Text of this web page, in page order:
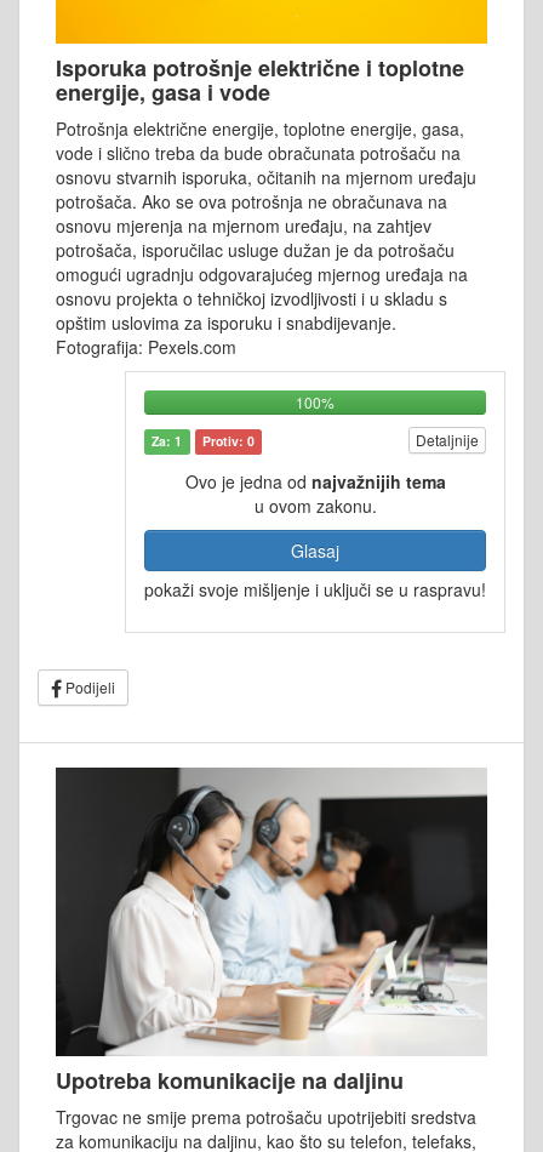
Isporuka potrošnje električne i toplotne
energije, gasa i vode
Potrošnja električne energije, toplotne energije, gasa,
vode i slično treba da bude obračunata potrošaču na
osnovu stvarnih isporuka, očitanih na mjernom uređaju
potrošača. Ako se ova potrošnja ne obračunava na
osnovu mjerenja na mjernom uređaju, na zahtjev
potrošača, isporučilac usluge dužan je da potrošaču
omogući ugradnju odgovarajućeg mjernog uređaja na
osnovu projekta o tehničkoj izvodljivosti i u skladu s
opštim uslovima za isporuku i snabdijevanje.
Fotografija: Pexels.com
100%
Za: 1 Protiv: 0 Detaljnije
Ovo je jedna od najvažnijih tema
u ovom zakonu.
Glasaj
pokaži svoje mišljenje i uključi se u raspravu!
Podijeli
Upotreba komunikacije na daljinu
Trgovac ne smije prema potrošaču upotrijebiti sredstva
za komunikaciju na daljinu, kao što su telefon, telefaks,